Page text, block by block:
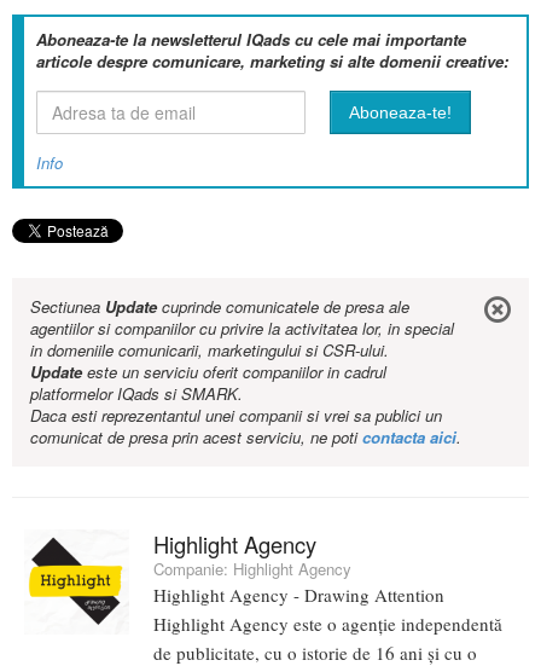
Aboneaza-te la newsletterul IQads cu cele mai importante
articole despre comunicare, marketing si alte domenii creative:
Info
Sectiunea Updatecuprinde comunicatele de presa ale
agentiilor si companiilor cu privire la activitatea lor, in special
in domeniile comunicarii, marketingului si CSR-ului.
Updateeste un serviciu oferit companiilor in cadrul
platformelor IQads si SMARK.
Daca esti reprezentantul unei companii si vrei sa publici un
comunicat de presa prin acest serviciu, ne poticontacta aici.
Highlight Agency
Companie: Highlight Agency
Highlight Agency - Drawing Attention
Highlight Agency este o agenție independentă
de publicitate, cu o istorie de 16 ani și cu o